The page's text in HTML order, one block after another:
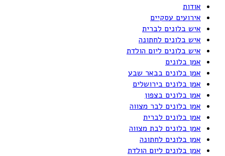
אודות
אירועים עסקיים
איש בלונים לברית
איש בלונים לחתונה
איש בלונים ליום הולדת
אמן בלונים
אמן בלונים בבאר שבע
אמן בלונים בירושלים
אמן בלונים בצפון
אמן בלונים לבר מצווה
אמן בלונים לברית
אמן בלונים לבת מצווה
אמן בלונים לחתונה
אמן בלונים ליום הולדת